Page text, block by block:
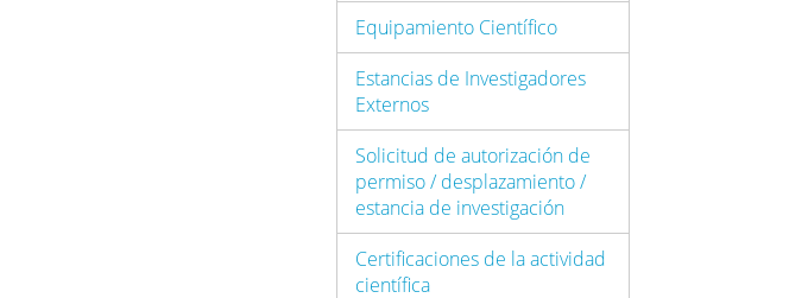
Equipamiento Científico
Estancias de Investigadores
Externos
Solicitud de autorización de
permiso / desplazamiento /
estancia de investigación
Certificaciones de la actividad
científica